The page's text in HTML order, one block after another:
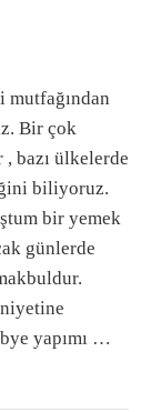
Bir çok
, bazı ülkelerde
biliyoruz.
bir yemek
günlerde
yapımı …